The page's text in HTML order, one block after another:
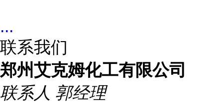
...
联系我们
郑州艾克姆化工有限公司
联系人 郭经理